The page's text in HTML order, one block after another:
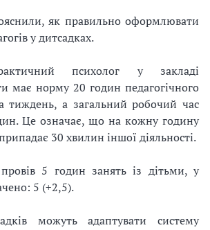
як правильно оформлювати
у дитсадках.
психолог у закладі
має норму 20 годин педагогічного
тиждень, а загальний робочий час
Це означає, що на кожну годину
30 хвилин іншої діяльності.
5 годин занять із дітьми, у
5 (+2,5).
можуть адаптувати систему